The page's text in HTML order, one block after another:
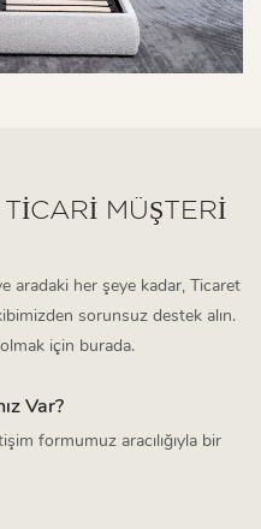
MÜŞTERI
aradaki her şeye kadar, Ticaret
sorunsuz destek alın.
olmak için burada.
Var?
formumuz aracılığıyla bir